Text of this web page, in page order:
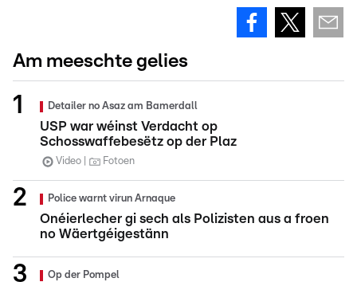
Am meeschte gelies
Detailer no Asaz am Bamerdall
USP war wéinst Verdacht op
Schosswaffebesëtz op der Plaz
Video Fotoen
Police warnt virun Arnaque
Onéierlecher gi sech als Polizisten aus a froen
no Wäertgéigestänn
Op der Pompel